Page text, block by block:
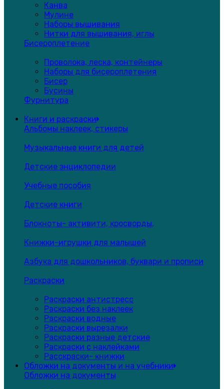
Канва
Мулине
Наборы вышивания
Нитки для вышивания, иглы
Бисероплетение
Проволока, леска, контейнеры
Наборы для бисероплетения
Бисер
Бусины
Фурнитура
Книги и раскраски
Альбомы наклеек, стикеры
Музыкальные книги для детей
Детские энциклопедии
Учебные пособия
Детские книги
Блокноты- активити, кросворды,
Книжки-игрушки для малышей
Азбука для дошкольников, буквари и прописи
Раскраски
Раскраски антистресс
Раскраски без наклеек
Раскраски водные
Раскраски вырезалки
Раскраски разные детские
Раскраски с наклейками
Расскраски- книжки
Обложки на документы и на учебники
Обложки на документы